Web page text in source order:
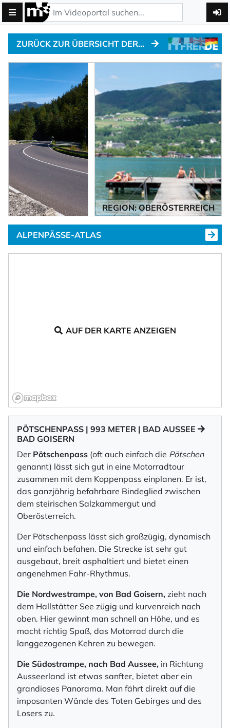
ZURÜCK ZUR ÜBERSICHT DER ALPENPÄSSE
REGION: OBERÖSTERREICH
ALPENPÄSSE-ATLAS
AUF DER KARTE ANZEIGEN
PÖTSCHENPASS | 993 METER | BAD AUSSEE
BAD GOISERN
Der Pötschenpass (oft auch einfach die Pötschen
genannt) lässt sich gut in eine Motorradtour
zusammen mit dem Koppenpass einplanen. Er ist,
das ganzjährig befahrbare Bindeglied zwischen
dem steirischen Salzkammergut und
Oberösterreich.
Der Pötschenpass lässt sich großzügig, dynamisch
und einfach befahen. Die Strecke ist sehr gut
ausgebaut, breit asphaltiert und bietet einen
angenehmen Fahr-Rhythmus.
Die Nordwestrampe, von Bad Goisern, zieht nach
dem Hallstätter See zügig und kurvenreich nach
oben. Hier gewinnt man schnell an Höhe, und es
macht richtig Spaß, das Motorrad durch die
langgezogenen Kehren zu bewegen.
Die Südostrampe, nach Bad Aussee, in Richtung
Ausseerland ist etwas sanfter, bietet aber ein
grandioses Panorama. Man fährt direkt auf die
imposanten Wände des Toten Gebirges und des
Losers zu.